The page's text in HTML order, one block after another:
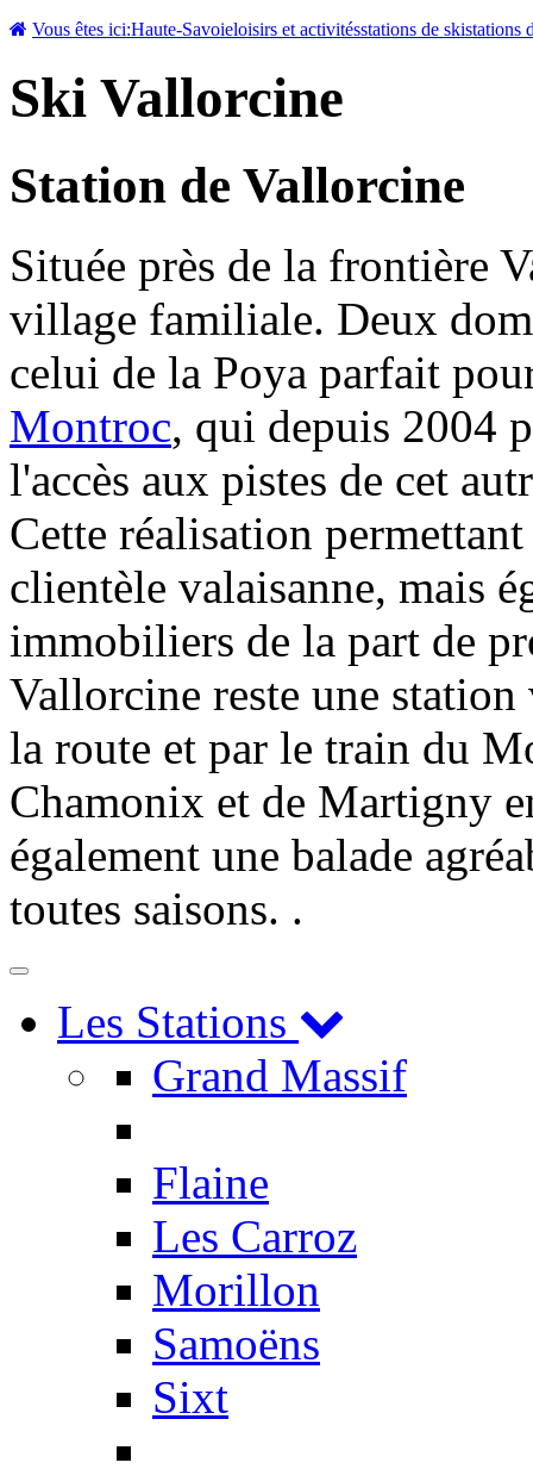
Vous êtes ici:Haute-Savoieloisirs et activitésstations de skistations
Ski Vallorcine
Station de Vallorcine
Située près de la frontière
village familiale. Deux
celui de la Poya parfait
Montroc, qui depuis 2004
l'accès aux pistes de cet
Cette réalisation
clientèle valaisanne, mais
immobiliers de la part de
Vallorcine reste une
la route et par le train du
Chamonix et de Martigny
également une balade
toutes saisons. .
Toggle
Les Stations
Grand Massif
Flaine
Les Carroz
Morillon
Samoëns
Sixt